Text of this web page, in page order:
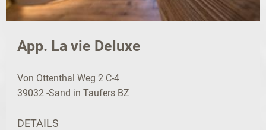
App. La vie Deluxe
Von Ottenthal Weg 2 C-4
39032 -Sand in Taufers BZ
DETAILS